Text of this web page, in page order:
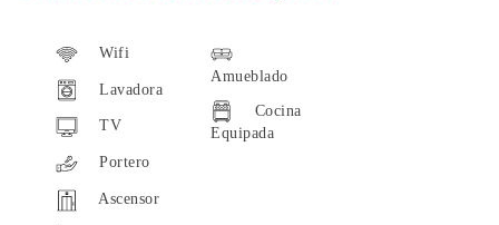
Wifi
Lavadora
TV
Portero
Ascensor
Amueblado
Cocina
Equipada